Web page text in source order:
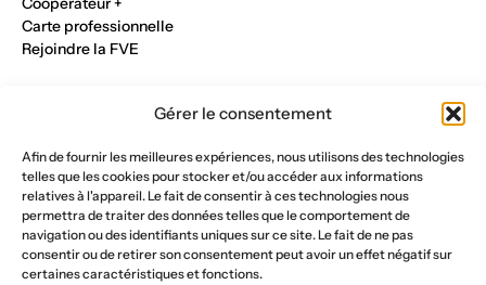
Gérer le consentement
Afin de fournir les meilleures expériences, nous utilisons des technologies
telles que les cookies pour stocker et/ou accéder aux informations
relatives à l'appareil. Le fait de consentir à ces technologies nous
permettra de traiter des données telles que le comportement de
navigation ou des identifiants uniques sur ce site. Le fait de ne pas
consentir ou de retirer son consentement peut avoir un effet négatif sur
certaines caractéristiques et fonctions.
Carte professionnelle
Rejoindre la FVE
Maçonnerie et génie civil
Parqueterie et sols
Menuiserie et bois
Plâtrerie et peinture
Nous suivre